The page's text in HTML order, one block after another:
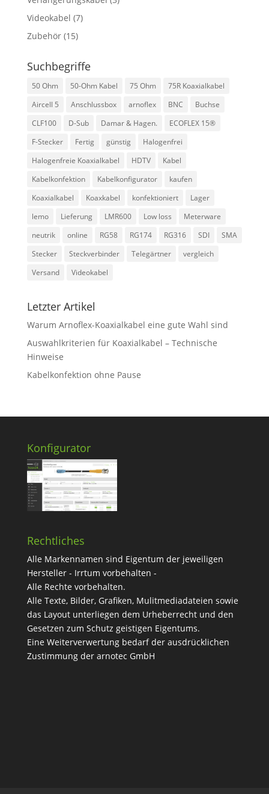
Videokabel (7)
Zubehör(15)
Suchbegriffe
50 Ohm 50-Ohm Kabel 75 Ohm
75R Koaxialkabel
Aircell 5
Anschlussbox arnoflex BNC
Buchse
CLF100
D-Sub Damar & Hagen.
ECOFLEX 15®
F-Stecker
Fertig günstig
Halogenfrei
Halogenfreie Koaxialkabel
HDTV
Kabel
Kabelkonfektion
Kabelkonfigurator
kaufen
Koaxialkabel
Koaxkabel konfektioniert
Lager
lemo
Lieferung LMR600 Low loss
Meterware
neutrik
online RG58 RG174 RG316 SDI
SMA
Stecker
Steckverbinder Telegärtner
vergleich
Versand
Videokabel
Letzter Artikel
Warum Arnoflex-Koaxialkabel eine gute Wahl sind
Auswahlkriterien für Koaxialkabel – Technische
Hinweise
Kabelkonfektion ohne Pause
Konfigurator
Rechtliches
Alle Markennamen sind Eigentum der jeweiligen
Hersteller - Irrtum vorbehalten -
Alle Rechte vorbehalten.
Alle Texte, Bilder, Grafiken, Mulitmediadateien sowie
das Layout unterliegen dem Urheberrecht und den
Gesetzen zum Schutz geistigen Eigentums.
Eine Weiterverwertung bedarf der ausdrücklichen
Zustimmung der arnotec GmbH